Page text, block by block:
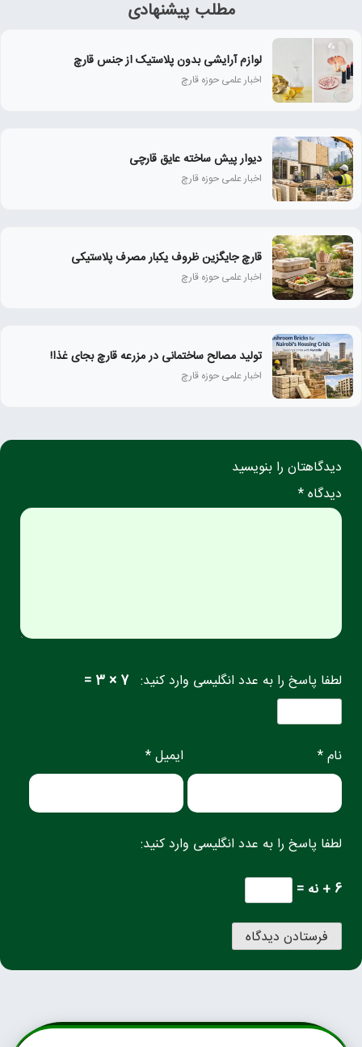
مطلب پیشنهادی
لوازم آرایشی بدون پلاستیک از جنس قارچ
اخبار علمی حوزه قارچ
دیوار پیش ساخته عایق قارچی
اخبار علمی حوزه قارچ
قارچ جایگزین ظروف یکبار مصرف پلاستیکی
اخبار علمی حوزه قارچ
تولید مصالح ساختمانی در مزرعه قارچ بجای غذا!
اخبار علمی حوزه قارچ
دیدگاهتان را بنویسید
دیدگاه *
لطفا پاسخ را به عدد انگلیسی وارد کنید: 7 × 3 =
نام * ایمیل *
لطفا پاسخ را به عدد انگلیسی وارد کنید:
6 + نه =